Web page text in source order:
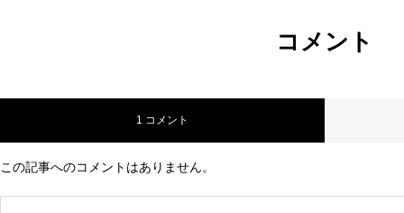
コメント
1 コメント
この記事へのコメントはありません。